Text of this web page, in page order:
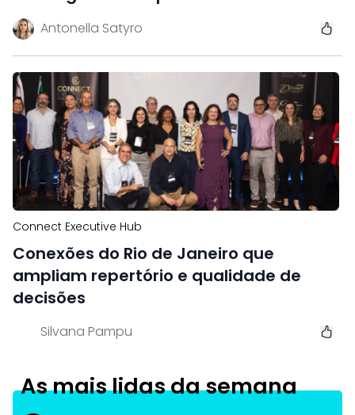
Antonella Satyro
Connect Executive Hub
Conexões do Rio de Janeiro que
ampliam repertório e qualidade de
decisões
Silvana Pampu
As mais lidas da semana